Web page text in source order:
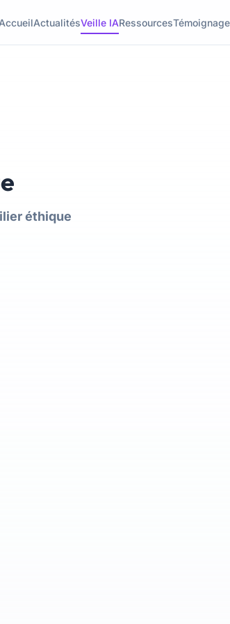
AccueilActualitésVeille IARessources
éthique